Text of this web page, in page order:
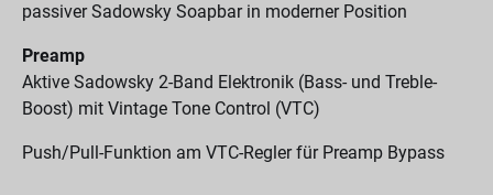
passiver Sadowsky Soapbar in moderner Position
Preamp
Aktive Sadowsky 2-Band Elektronik (Bass- und Treble-
Boost) mit Vintage Tone Control (VTC)
Push/Pull-Funktion am VTC-Regler für Preamp Bypass